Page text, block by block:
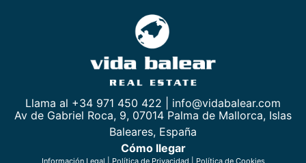
Llama al +34 971 450 422 | info@vidabalear.com
Av de Gabriel Roca, 9, 07014 Palma de Mallorca, Islas
Baleares, España
Cómo llegar